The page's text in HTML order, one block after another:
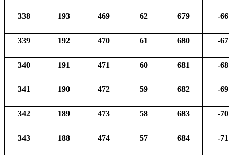
338 193 469 62 679 -66
339 192 470 61 680 -67
340 191 471 60 681 -68
341 190 472 59 682 -69
342 189 473 58 683 -70
343 188 474 57 684 -71